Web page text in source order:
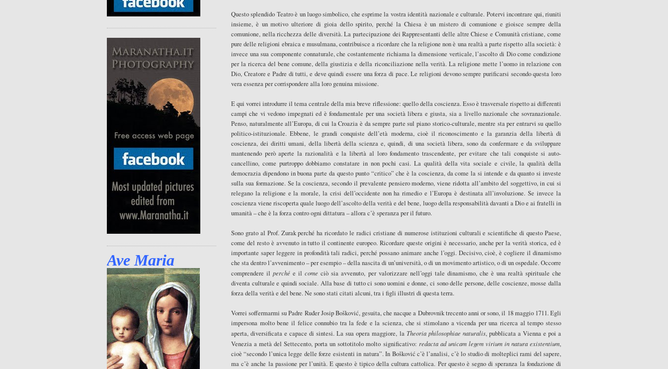
Questo splendido Teatro è un luogo simbolico, che esprime la vostra identità nazionale e culturale. Potervi incontrare qui, riuniti
insieme, è un motivo ulteriore di gioia dello spirito, perché la Chiesa è un mistero di comunione e gioisce sempre della
comunione, nella ricchezza delle diversità. La partecipazione dei Rappresentanti delle altre Chiese e Comunità cristiane, come
pure delle religioni ebraica e musulmana, contribuisce a ricordare che la religione non è una realtà a parte rispetto alla società: è
invece una sua componente connaturale, che costantemente richiama la dimensione verticale, l’ascolto di Dio come condizione
per la ricerca del bene comune, della giustizia e della riconciliazione nella verità. La religione mette l’uomo in relazione con
Dio, Creatore e Padre di tutti, e deve quindi essere una forza di pace. Le religioni devono sempre purificarsi secondo questa loro
vera essenza per corrispondere alla loro genuina missione.
E qui vorrei introdurre il tema centrale della mia breve riflessione: quello della coscienza. Esso è trasversale rispetto ai differenti
campi che vi vedono impegnati ed è fondamentale per una società libera e giusta, sia a livello nazionale che sovranazionale.
Penso, naturalmente all’Europa, di cui la Croazia è da sempre parte sul piano storico-culturale, mentre sta per entrarvi su quello
politico-istituzionale. Ebbene, le grandi conquiste dell’età moderna, cioè il riconoscimento e la garanzia della libertà di
coscienza, dei diritti umani, della libertà della scienza e, quindi, di una società libera, sono da confermare e da sviluppare
mantenendo però aperte la razionalità e la libertà al loro fondamento trascendente, per evitare che tali conquiste si auto-
cancellino, come purtroppo dobbiamo constatare in non pochi casi. La qualità della vita sociale e civile, la qualità della
democrazia dipendono in buona parte da questo punto “critico” che è la coscienza, da come la si intende e da quanto si investe
sulla sua formazione. Se la coscienza, secondo il prevalente pensiero moderno, viene ridotta all’ambito del soggettivo, in cui si
relegano la religione e la morale, la crisi dell’occidente non ha rimedio e l’Europa è destinata all’involuzione. Se invece la
coscienza viene riscoperta quale luogo dell’ascolto della verità e del bene, luogo della responsabilità davanti a Dio e ai fratelli in
umanità – che è la forza contro ogni dittatura – allora c’è speranza per il futuro.
Sono grato al Prof. Zurak perché ha ricordato le radici cristiane di numerose istituzioni culturali e scientifiche di questo Paese,
come del resto è avvenuto in tutto il continente europeo. Ricordare queste origini è necessario, anche per la verità storica, ed è
importante saper leggere in profondità tali radici, perché possano animare anche l’oggi. Decisivo, cioè, è cogliere il dinamismo
che sta dentro l’avvenimento – per esempio – della nascita di un’università, o di un movimento artistico, o di un ospedale. Occorre
comprendere il perché e ilcome ciò sia avvenuto, per valorizzare nell’oggi tale dinamismo, che è una realtà spirituale che
diventa culturale e quindi sociale. Alla base di tutto ci sono uomini e donne, ci sono delle persone, delle coscienze, mosse dalla
forza della verità e del bene. Ne sono stati citati alcuni, tra i figli illustri di questa terra.
Vorrei soffermarmi su Padre Ruđer Josip Bošković, gesuita, che nacque a Dubrovnik trecento anni or sono, il 18 maggio 1711. Egli
impersona molto bene il felice connubio tra la fede e la scienza, che si stimolano a vicenda per una ricerca al tempo stesso
aperta, diversificata e capace di sintesi. La sua opera maggiore, la Theoria philosophiae naturalis, pubblicata a Vienna e poi a
Venezia a metà del Settecento, porta un sottotitolo molto significativo: redacta ad unicam legem virium in natura existentium,
cioè “secondo l’unica legge delle forze esistenti in natura”. In Bošković c’è l’analisi, c’è lo studio di molteplici rami del sapere,
ma c’è anche la passione per l’unità. E questo è tipico della cultura cattolica. Per questo è segno di speranza la fondazione di
Ave Maria